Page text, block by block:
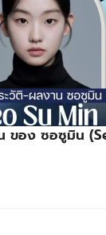
ของ ซอซูมิน